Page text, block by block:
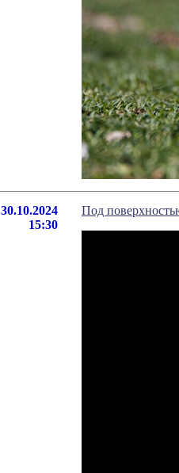
30.10.2024
15:30
Под